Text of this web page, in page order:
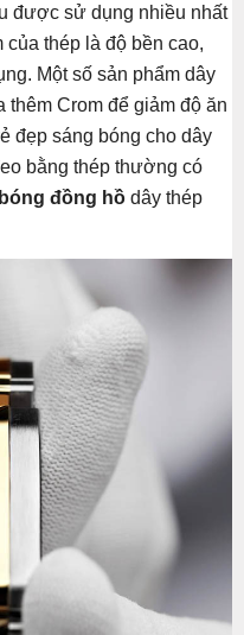
được sử dụng nhiều nhất
thép là độ bền cao,
Một số sản phẩm dây
Crom để giảm độ ăn
đẹp sáng bóng cho dây
bằng thép thường có
đồng hồ dây thép